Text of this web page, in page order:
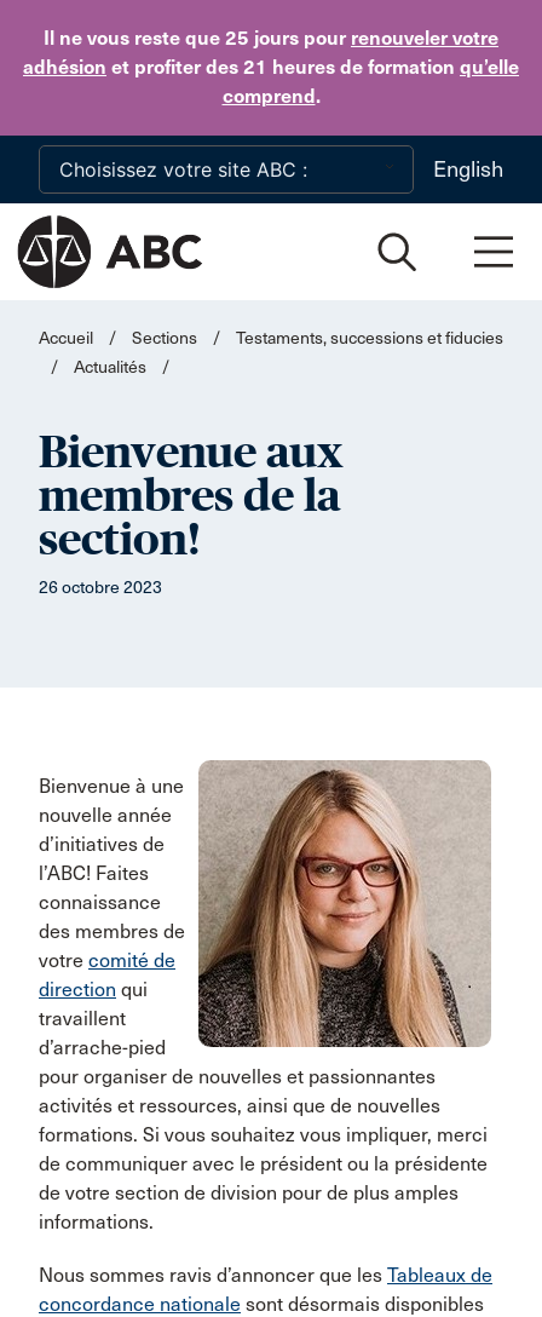
Il ne vous reste que 25 jours pour renouveler votre
adhésion et profiter des 21 heures de formation qu’elle
comprend.
Skip to main content
English
Accueil / Sections /
Testaments, successions et fiducies
/
Actualités /
Bienvenue aux
membres de la
section!
26 octobre 2023
Bienvenue à une
nouvelle année
d’initiatives de
l’ABC! Faites
connaissance
des membres de
votre comité de
direction qui
travaillent
d’arrache-pied
pour organiser de nouvelles et passionnantes
activités et ressources, ainsi que de nouvelles
formations. Si vous souhaitez vous impliquer, merci
de communiquer avec le président ou la présidente
de votre section de division pour de plus amples
informations.
Nous sommes ravis d’annoncer que les Tableaux de
concordance nationale sont désormais disponibles